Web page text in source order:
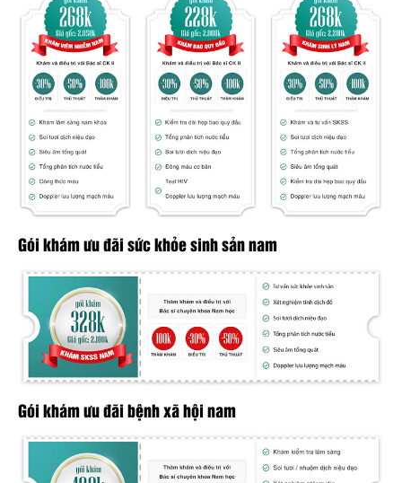
Gói khám ưu đãi sức khỏe sinh sản nam
Gói khám ưu đãi bệnh xã hội nam